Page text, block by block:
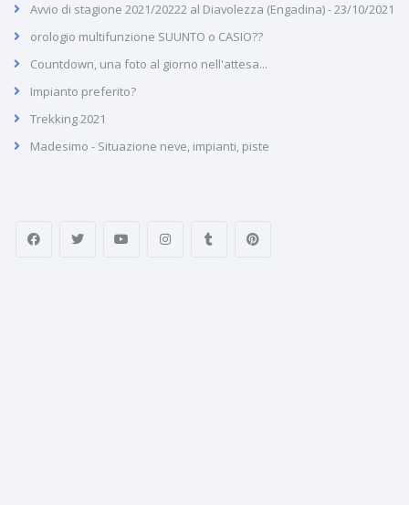
Avvio di stagione 2021/20222 al Diavolezza (Engadina) - 23/10/2021
orologio multifunzione SUUNTO o CASIO??
Countdown, una foto al giorno nell'attesa...
Impianto preferito?
Trekking 2021
Madesimo - Situazione neve, impianti, piste